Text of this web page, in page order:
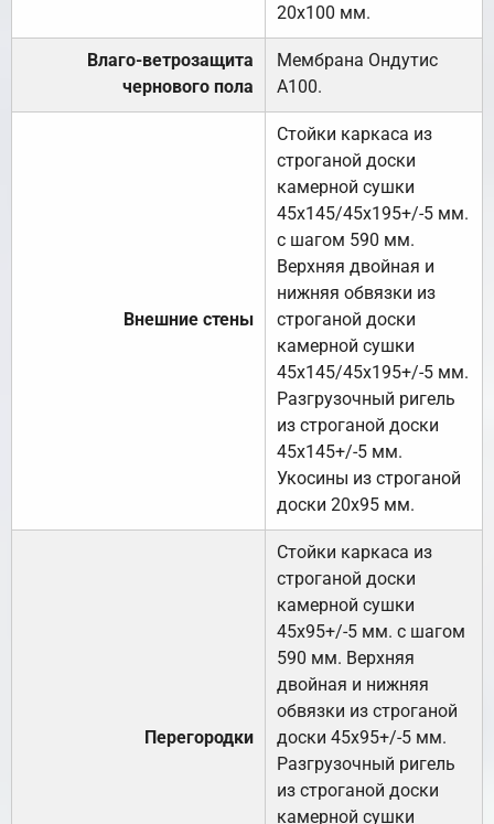
20х100 мм.
Влаго-ветрозащита
чернового пола
Мембрана Ондутис
А100.
Внешние стены
Стойки каркаса из
строганой доски
камерной сушки
45х145/45х195+/-5 мм.
с шагом 590 мм.
Верхняя двойная и
нижняя обвязки из
строганой доски
камерной сушки
45х145/45х195+/-5 мм.
Разгрузочный ригель
из строганой доски
45х145+/-5 мм.
Укосины из строганой
доски 20х95 мм.
Перегородки
Стойки каркаса из
строганой доски
камерной сушки
45х95+/-5 мм. с шагом
590 мм. Верхняя
двойная и нижняя
обвязки из строганой
доски 45х95+/-5 мм.
Разгрузочный ригель
из строганой доски
камерной сушки